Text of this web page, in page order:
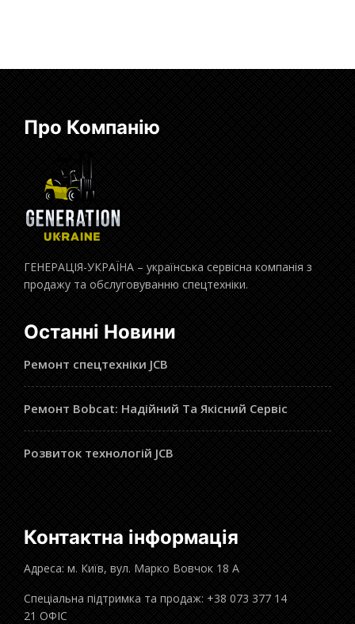
Про Компанію
ГЕНЕРАЦІЯ-УКРАЇНА – українська сервісна компанія з
продажу та обслуговуванню спецтехніки.
Останні Новини
Ремонт спецтехніки JCB
Ремонт Bobcat: Надійний Та Якісний Сервіс
Розвиток технологій JCB
Контактна інформація
Адреса: м. Київ, вул. Марко Вовчок 18 А
Спеціальна підтримка та продаж: +38 073 377 14
21 ОФІС